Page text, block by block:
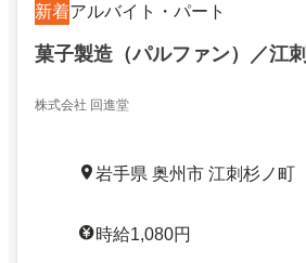
新着アルバイト・パート
菓子製造（パルファン）／江刺
株式会社 回進堂
岩手県 奥州市 江刺杉ノ町
時給1,080円